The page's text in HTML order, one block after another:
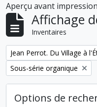
Aperçu avant impression
Affichage
Inventaires
Remove filter:
Jean Perrot. Du Village à
Remove filter:
Sous-série organique
Options de